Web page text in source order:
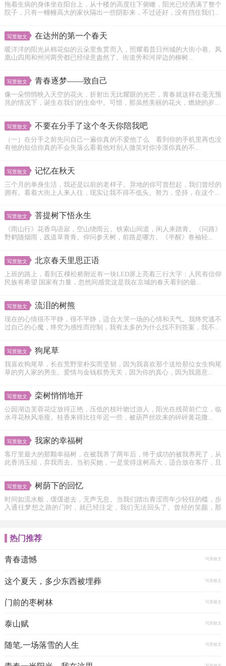
拖着生病的身体坐在阳台上，从十楼的高度往下俯瞰，阳光已经洒满了整个
院子，只有一幢幢高大的家伙隔出一些阴影来，不过还好，没有挡住我们...
写景散文 在达州的第一个春天
暖洋洋的阳光从棉花似的云朵里鱼贯而入，照耀着昔日州城的大街小巷。凤
凰山四周和州河两旁都已经绿意盎然了。街道旁和河岸边的柳树...
写景散文 青春逐梦——致自己
像一朵悄悄映入天空的花火，折射出无比耀眼的光芒，青春就这样在毫无预
兆的情况下，诞生在我们的生命中。可惜，那虽然美丽的花火，燃烧的岁...
写景散文 不要在分手了这个冬天你陪我吧
（一）在分手之前先问自己一遍你真的不爱他了么 看到你的手机里再也没
有他的短信你真的不会失落么看着他对别人微笑对你冷漠你真的不...
写景散文 记忆在秋天
三个月的单身生活，我还是以前的老样子。异地的你可曾想起，我们曾经的
拥有。看着大街上人来人往，现实让我不得不低头。努力，坚持，在这个...
写景散文 菩提树下悟永生
《雨山行》花香鸟语寂，空山绕雨云。铁索山间道，闲人来踏青。《问路》
野鹤随烟雨，践道草青青。仰问参天树，前路是哪方。《半醒》卷袖轻...
写景散文 北京春天里思正语
上班的路上，看到五棵松桥附近有一块LED屏上亮着三行大字：人民有信仰
民族有希望 国家有力量，忽然间感觉这是我在京城的春天看到的最...
写景散文 流泪的树熊
现在的心情很不平静，很不平静，适合大哭一场的心情和天气。我终究逃不
过自己的心魔，终究为感性而控制，我有太多的为什么找不到答案，我不...
写景散文 狗尾草
我喜欢狗尾草，长在荒野里朴实而坚韧，因为我喜欢那个送给那位女生狗尾
草的穷人家的男生。爱情与金钱权势无关，因为你的真心，因为我愿意...
写景散文 栾树悄悄地开
公园湖边芙蓉花绽放得正艳，压低的枝叶吻过游人，阳光在残荷前伫立，临
水寻花秋风渐瘦。桂香来得比往年迟一些，被葫芦丝吹来的碎碎黄花撒...
写景散文 我家的幸福树
客厅里最大的那颗幸福树，在被我养了两年后，终于成功的被我养死了，从
此香消玉殒，弃我而去。当初买她，一是觉得这树高大，适合放在客厅，且
写景散文 树荫下的回忆
时间如流水般，缓缓逝去，无声无息。当我们踏出青涩而年少轻狂的槛，步
入通往梦想之路的门时，就已经注定，我们无法回头了。曾经的笑颜，那
热门推荐
青春遗憾 写景散文
这个夏天，多少东西被埋葬 写景散文
门前的枣树林 写景散文
泰山赋 写景散文
随笔.一场落雪的人生 写景散文